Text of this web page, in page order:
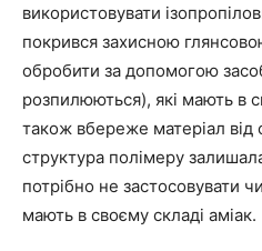
використовувати
покрився захисною
обробити за допомогою
розпилюються), які мають в
також вбереже матеріал від
структура полімеру
потрібно не застосовувати
мають в своєму складі аміак.